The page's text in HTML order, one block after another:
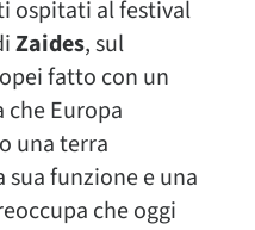
ospitati al festival
Zaides, sul
fatto con un
Europa
una terra
funzione e una
che oggi